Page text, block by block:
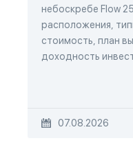
небоскребе Flow
расположения,
стоимость, план
доходность
07.08.2026